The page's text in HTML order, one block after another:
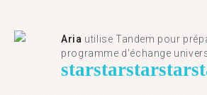
Aria utilise Tandem pour
programme d'échange
starstarstarstar